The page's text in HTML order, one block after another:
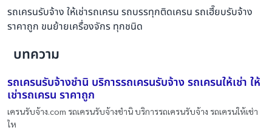
รถเครนรับจ้าง ให้เช่ารถเครน รถบรรทุกติดเครน รถเฮี๊ยบรับจ้าง
ราคาถูก ขนย้ายเครื่องจักร ทุกชนิด
บทความ
รถเครนรับจ้างชำนิ บริการรถเครนรับจ้าง รถเครนให้เช่า ให้
เช่ารถเครน ราคาถูก
เครนรับจ้าง.com รถเครนรับจ้างชำนิ บริการรถเครนรับจ้าง รถเครนให้เช่า
ให